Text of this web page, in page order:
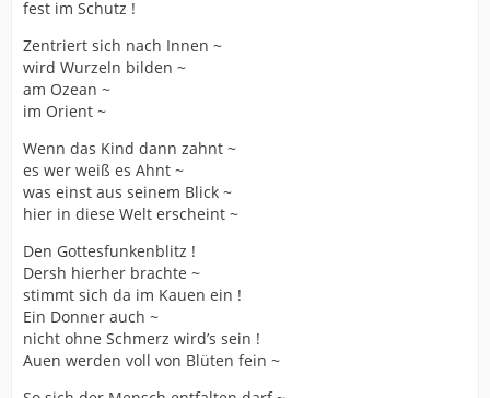
fest im Schutz !
Zentriert sich nach Innen ~
wird Wurzeln bilden ~
am Ozean ~
im Orient ~
Wenn das Kind dann zahnt ~
es wer weiß es Ahnt ~
was einst aus seinem Blick ~
hier in diese Welt erscheint ~
Den Gottesfunkenblitz !
Dersh hierher brachte ~
stimmt sich da im Kauen ein !
Ein Donner auch ~
nicht ohne Schmerz wird’s sein !
Auen werden voll von Blüten fein ~